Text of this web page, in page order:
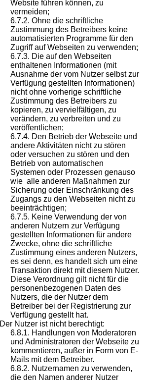
Website führen können, zu
vermeiden;
Ohne die schriftliche
Zustimmung des Betreibers keine
automatisierten Programme für den
Zugriff auf Webseiten zu verwenden;
Die auf den Webseiten
enthaltenen Informationen (mit
Ausnahme der vom Nutzer selbst zur
Verfügung gestellten Informationen)
nicht ohne vorherige schriftliche
Zustimmung des Betreibers zu
kopieren, zu vervielfältigen, zu
verändern, zu verbreiten und zu
veröffentlichen;
Den Betrieb der Webseite und
andere Aktivitäten nicht zu stören
oder versuchen zu stören und den
Betrieb von automatischen
Systemen oder Prozessen genauso
wie alle anderen Maßnahmen zur
Sicherung oder Einschränkung des
Zugangs zu den Webseiten nicht zu
beeinträchtigen;
Keine Verwendung der von
anderen Nutzern zur Verfügung
gestellten Informationen für andere
Zwecke, ohne die schriftliche
Zustimmung eines anderen Nutzers,
es sei denn, es handelt sich um eine
Transaktion direkt mit diesem Nutzer.
Diese Verordnung gilt nicht für die
personenbezogenen Daten des
Nutzers, die der Nutzer dem
Betreiber bei der Registrierung zur
Verfügung gestellt hat.
Der Nutzer ist nicht berechtigt:
Handlungen von Moderatoren
und Administratoren der Webseite zu
kommentieren, außer in Form von E-
Mails mit dem Betreiber.
Nutzernamen zu verwenden,
die den Namen anderer Nutzer